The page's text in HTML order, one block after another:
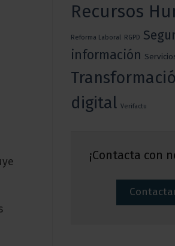
Recursos
Reforma Laboral RGPD
información
digital Verifactu
¡Contacta con